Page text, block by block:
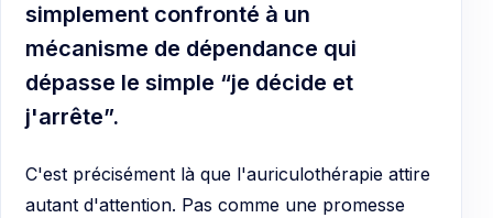
simplement confronté à un
mécanisme de dépendance qui
dépasse le simple “je décide et
j'arrête”.
C'est précisément là que l'auriculothérapie attire
autant d'attention. Pas comme une promesse